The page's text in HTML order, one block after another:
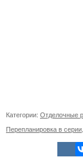
Категории: Отделочные
Перепланировка в серии,